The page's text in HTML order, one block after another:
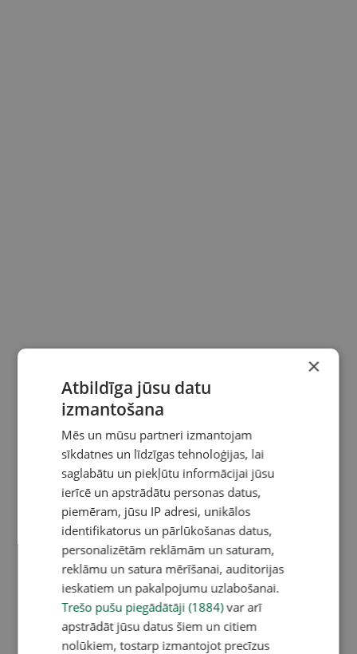
×
Atbildīga jūsu datu
izmantošana
Mēs un mūsu partneri izmantojam
sīkdatnes un līdzīgas tehnoloģijas, lai
saglabātu un piekļūtu informācijai jūsu
ierīcē un apstrādātu personas datus,
piemēram, jūsu IP adresi, unikālos
identifikatorus un pārlūkošanas datus,
personalizētām reklāmām un saturam,
reklāmu un satura mērīšanai, auditorijas
ieskatiem un pakalpojumu uzlabošanai.
Trešo pušu piegādātāji (1884)var arī
apstrādāt jūsu datus šiem un citiem
nolūkiem, tostarp izmantojot precīzus